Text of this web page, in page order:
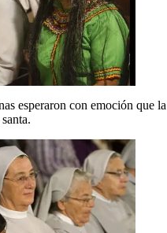
esperaron con emoción que la